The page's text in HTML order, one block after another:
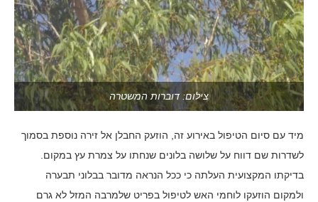
צילום: דוברות המשטרה
מיד עם סיום הטיפול באירוע זה, הוזעק החבלן אל זירה נוספת בסמוך
לשדרות שם דווח על שלושה בלונים שנחתו על צמרת עץ במקום.
בדיקתו המקצועית העלתה כי ככל הנראה מדובר בבלוני תבערה
ולמקום הוזעקו לוחמי האש לטיפול בפריט שלמרבה המזל לא גרם